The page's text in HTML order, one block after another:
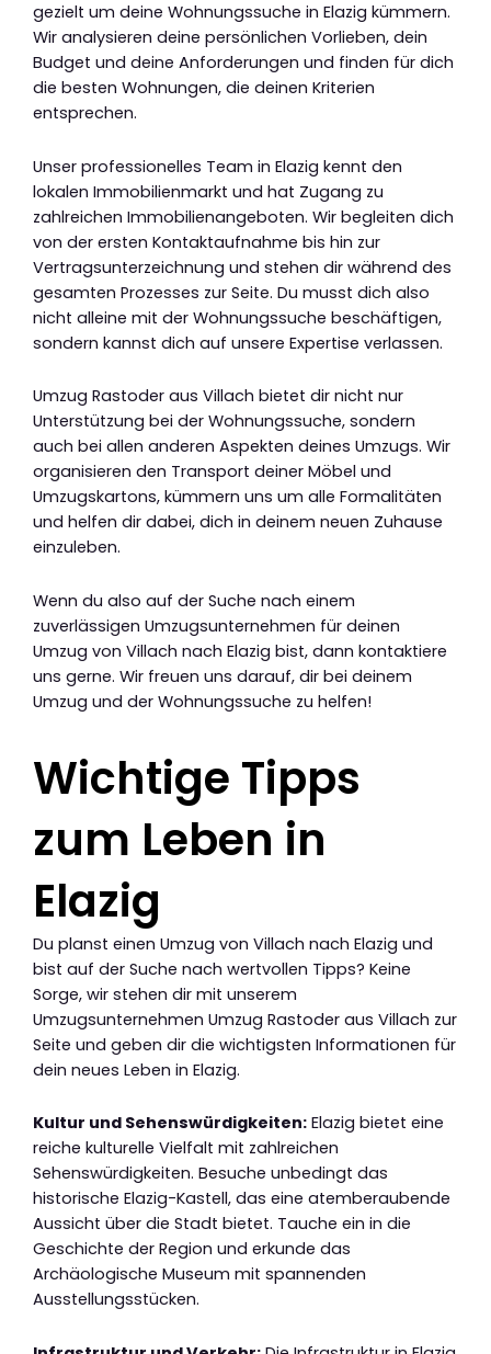
gezielt um deine Wohnungssuche in Elazig kümmern.
Wir analysieren deine persönlichen Vorlieben, dein
Budget und deine Anforderungen und finden für dich
die besten Wohnungen, die deinen Kriterien
entsprechen.
Unser professionelles Team in Elazig kennt den
lokalen Immobilienmarkt und hat Zugang zu
zahlreichen Immobilienangeboten. Wir begleiten dich
von der ersten Kontaktaufnahme bis hin zur
Vertragsunterzeichnung und stehen dir während des
gesamten Prozesses zur Seite. Du musst dich also
nicht alleine mit der Wohnungssuche beschäftigen,
sondern kannst dich auf unsere Expertise verlassen.
Umzug Rastoder aus Villach bietet dir nicht nur
Unterstützung bei der Wohnungssuche, sondern
auch bei allen anderen Aspekten deines Umzugs. Wir
organisieren den Transport deiner Möbel und
Umzugskartons, kümmern uns um alle Formalitäten
und helfen dir dabei, dich in deinem neuen Zuhause
einzuleben.
Wenn du also auf der Suche nach einem
zuverlässigen Umzugsunternehmen für deinen
Umzug von Villach nach Elazig bist, dann kontaktiere
uns gerne. Wir freuen uns darauf, dir bei deinem
Umzug und der Wohnungssuche zu helfen!
Wichtige Tipps
zum Leben in
Elazig
Du planst einen Umzug von Villach nach Elazig und
bist auf der Suche nach wertvollen Tipps? Keine
Sorge, wir stehen dir mit unserem
Umzugsunternehmen Umzug Rastoder aus Villach zur
Seite und geben dir die wichtigsten Informationen für
dein neues Leben in Elazig.
Kultur und Sehenswürdigkeiten: Elazig bietet eine
reiche kulturelle Vielfalt mit zahlreichen
Sehenswürdigkeiten. Besuche unbedingt das
historische Elazig-Kastell, das eine atemberaubende
Aussicht über die Stadt bietet. Tauche ein in die
Geschichte der Region und erkunde das
Archäologische Museum mit spannenden
Ausstellungsstücken.